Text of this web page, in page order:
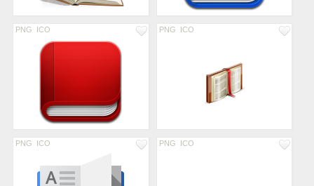
PNG ICO PNG ICO
PNG ICO PNG ICO